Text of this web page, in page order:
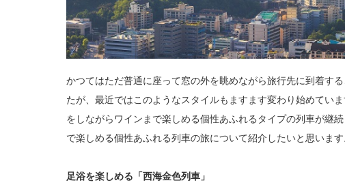
かつてはただ普通に座って窓の外を眺めながら旅行先に到着す
たが、最近ではこのようなスタイルもますます変わり始めてい
をしながらワインまで楽しめる個性あふれるタイプの列車が継
で楽しめる個性あふれる列車の旅について紹介したいと思います
足浴を楽しめる「西海金色列車」